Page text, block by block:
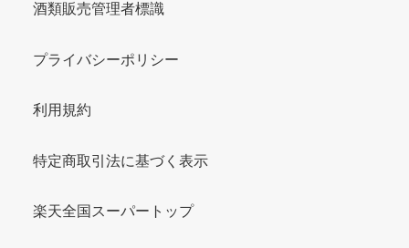
酒類販売管理者標識
プライバシーポリシー
利用規約
特定商取引法に基づく表示
楽天全国スーパートップ